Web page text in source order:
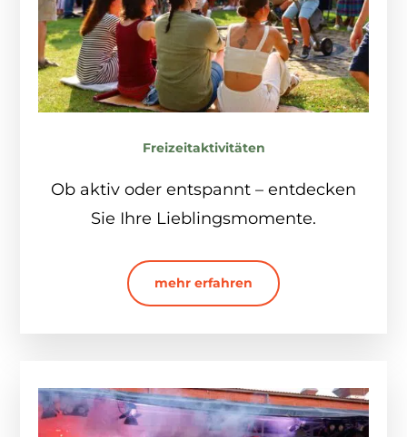
Freizeitaktivitäten
Ob aktiv oder entspannt – entdecken
Sie Ihre Lieblingsmomente.
mehr erfahren